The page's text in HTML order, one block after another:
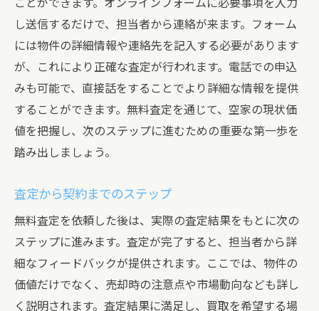
ことができます。オンラインフォームに必要事項を入力
し送信するだけで、担当者から連絡が来ます。フォーム
には物件の詳細情報や連絡先を記入する必要があります
が、これにより正確な査定が行われます。電話での申込
みも可能で、直接話をすることでより詳細な情報を提供
することができます。無料査定を通じて、空家の現状価
値を把握し、次のステップに進むための重要な第一歩を
踏み出しましょう。
査定から契約までのステップ
無料査定を依頼した後は、実際の査定結果をもとに次の
ステップに進みます。査定が完了すると、担当者から詳
細なフィードバックが提供されます。ここでは、物件の
価値だけでなく、売却時の注意点や市場動向なども詳し
く説明されます。査定結果に満足し、買取を希望する場